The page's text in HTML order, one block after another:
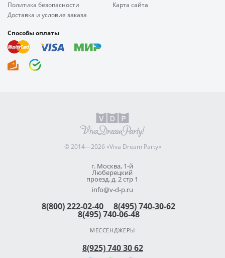
Политика безопасности
Доставка и условия заказа
Карта сайта
Способы оплаты
© 2014—2026 «Viva Dream Party»
г. Москва, 1-й
Люберецкий
проезд, д. 2 стр 1
info@v-d-p.ru
8(800) 222-02-40 8(495) 740-30-62
8(495) 740-06-48
МЕССЕНДЖЕРЫ
8(925) 740 30 62